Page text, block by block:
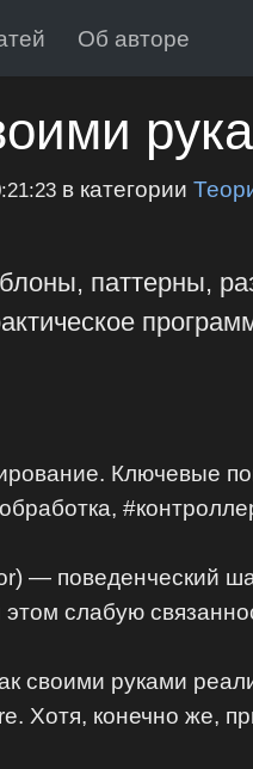
Об авторе
в категории
паттерны,
Ключевые
— поведенческий
слабую
своими руками
Хотя, конечно же,